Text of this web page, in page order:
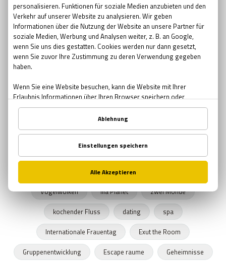
Pfingsten Bedeutung kreative Geschenke
kreative
Brauerei
Bier bar
sommernacht
Sonnenwende
Sehenswürdigkeiten in Wien
urbane Legenden Wiens
verlassene Orte
verlassene Orte Wien
Junggesellenabschied
Exit The Game
Freizeitprogramme
UNICEF
Schule in der Kiste
Zombies
Planet Erde
Vogelwolken
lila Planet
zwei Monde
kochender Fluss
dating
spa
Internationale Frauentag
Exut the Room
Gruppenentwicklung
Escape raume
Geheimnisse